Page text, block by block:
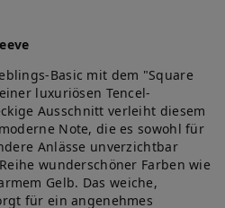
Basic mit dem "Square
luxuriösen Tencel-
Ausschnitt verleiht diesem
Note, die es sowohl für
Anlässe unverzichtbar
wunderschöner Farben wie
Gelb. Das weiche,
für ein angenehmes